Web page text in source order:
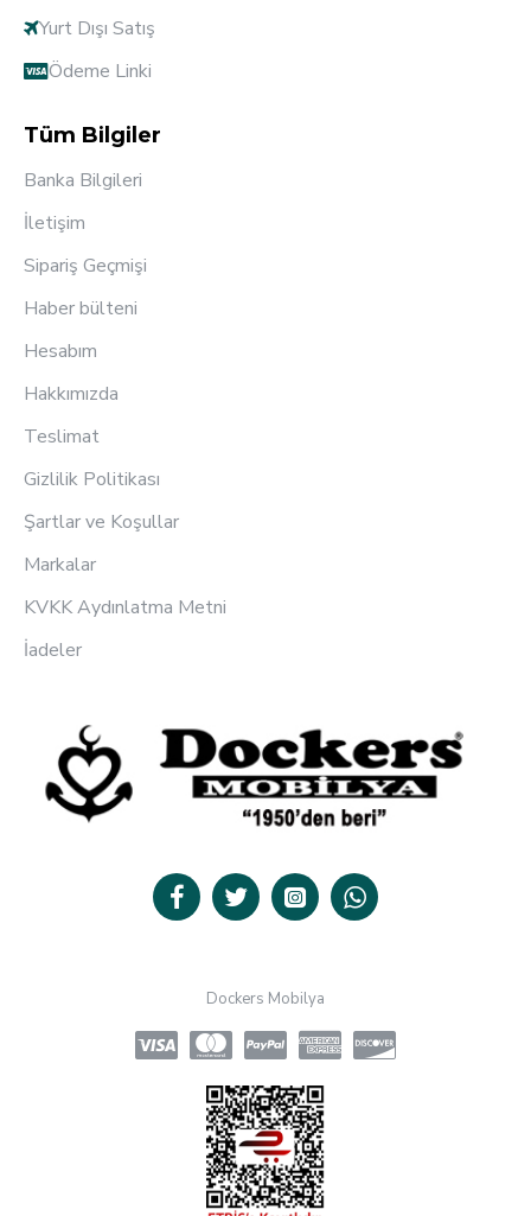
Yurt Dışı Satış
Ödeme Linki
Tüm Bilgiler
Banka Bilgileri
İletişim
Sipariş Geçmişi
Haber bülteni
Hesabım
Hakkımızda
Teslimat
Gizlilik Politikası
Şartlar ve Koşullar
Markalar
KVKK Aydınlatma Metni
İadeler
Dockers Mobilya